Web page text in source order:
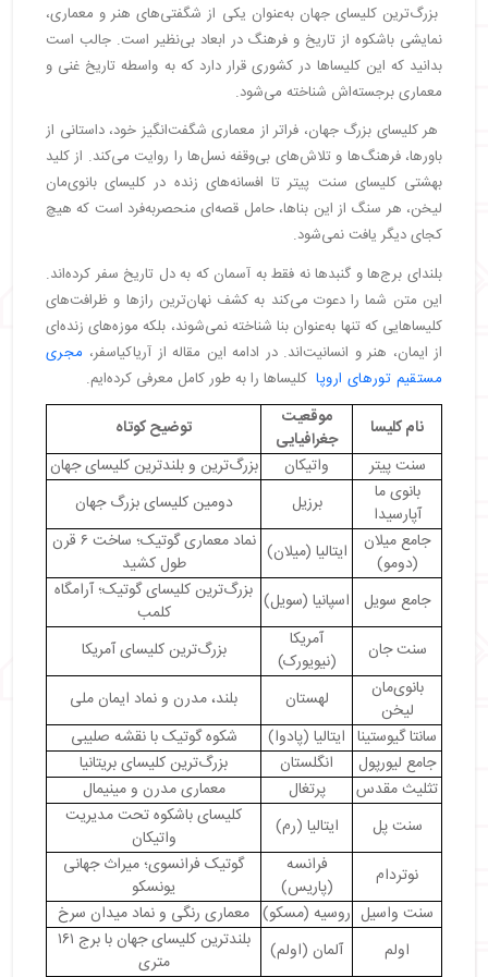
・کلیسای بانوی ما (برزیل): شاهکار معماری مذهبی
・معرفی کلیسای جامع میلان (ایتالیا): شاهکار معماری
گوتیک
・معرفی کلیسای جامع سویل (اسپانیا): شاهکاری از
معماری گوتیک
・ معرفی کلیسای جامع سنت جان (آمریکا): شاهکار
معماری گوتیک در نیویورک
・
معرفی کلیسای بانوی‌مان لیخن (لهستان): نماد شکوه و
معنویت
・ معرفی کلیسای سانتا گیوستینا (ایتالیا): شکوه معماری
در پادوا
・کلیسای جامع لیورپول (انگلستان): بزرگ‌ترین کلیسا
・کلیسای تثلیث مقدس (پرتغال): نمونه‌ای از معماری
مدرن
・کلیسای سنت پل (ایتالیا): شکوه واتیکان
・کلیسای جامع نوتردام (فرانسه): نماد معماری گوتیک
・کلیسای سنت واسیل (مسکو): شاهکار میدان سرخ
・کلیسای اولم: بلندترین کلیسای جهان در آلمان
・بلندترین و بزرگ‌ترین کلیساهای جهان
بزرگ‌ترین کلیسای جهان به‌عنوان یکی از شگفتی‌های هنر و معماری،
نمایشی باشکوه از تاریخ و فرهنگ در ابعاد بی‌نظیر است. جالب است
بدانید که این کلیساها در کشوری قرار دارد که به واسطه تاریخ غنی و
معماری برجسته‌اش شناخته می‌شود.
هر کلیسای بزرگ جهان، فراتر از معماری شگفت‌انگیز خود، داستانی از
باورها، فرهنگ‌ها و تلاش‌های بی‌وقفه نسل‌ها را روایت می‌کند. از کلید
بهشتی کلیسای سنت پیتر تا افسانه‌های زنده در کلیسای بانوی‌مان
لیخن، هر سنگ از این بناها، حامل قصه‌ای منحصربه‌فرد است که هیچ
کجای دیگر یافت نمی‌شود.
بلندای برج‌ها و گنبدها نه فقط به آسمان که به دل تاریخ سفر کرده‌اند.
این متن شما را دعوت می‌کند به کشف نهان‌ترین رازها و ظرافت‌های
کلیساهایی که تنها به‌عنوان بنا شناخته نمی‌شوند، بلکه موزه‌های زنده‌ای
از ایمان، هنر و انسانیت‌اند. در ادامه این مقاله از آریاکیاسفر، مجری
مستقیم تورهای اروپاکلیساها را به طور کامل معرفی کرده‌ایم.
نام کلیسا
موقعیت
جغرافیایی
توضیح کوتاه
سنت پیتر
واتیکان
بزرگ‌ترین و بلندترین کلیسای جهان
بانوی ما
آپارسیدا
برزیل
دومین کلیسای بزرگ جهان
جامع میلان
(دومو)
ایتالیا (میلان)
نماد معماری گوتیک؛ ساخت ۶ قرن
طول کشید
جامع سویل اسپانیا (سویل) بزرگ‌ترین کلیسای گوتیک؛ آرامگاه
کلمب
سنت جان
آمریکا
(نیویورک)
بزرگ‌ترین کلیسای آمریکا
بانوی‌مان
لیخن
لهستان
بلند، مدرن و نماد ایمان ملی
سانتا گیوستینا ایتالیا (پادوا)
شکوه گوتیک با نقشه صلیبی
جامع لیورپول
انگلستان
بزرگ‌ترین کلیسای بریتانیا
تثلیث مقدس
پرتغال
معماری مدرن و مینیمال
سنت پل
ایتالیا (رم)
کلیسای باشکوه تحت مدیریت
واتیکان
نوتردام
فرانسه
(پاریس)
گوتیک فرانسوی؛ میراث جهانی
یونسکو
سنت واسیل روسیه (مسکو) معماری رنگی و نماد میدان سرخ
اولم
آلمان (اولم)
بلندترین کلیسای جهان با برج ۱۶۱
متری